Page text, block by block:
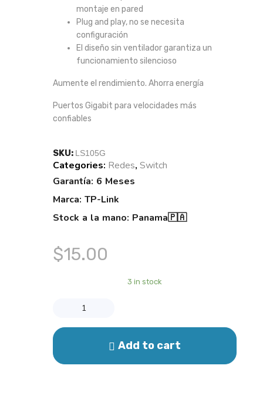
montaje en pared
Plug and play, no se necesita
configuración
El diseño sin ventilador garantiza un
funcionamiento silencioso
Aumente el rendimiento. Ahorra energía
Puertos Gigabit para velocidades más
confiables
SKU: LS105G
Categories: Redes, Switch
Garantía: 6 Meses
Marca: TP-Link
Stock a la mano: Panama🇵🇦
$15.00
3 in stock
Add to cart